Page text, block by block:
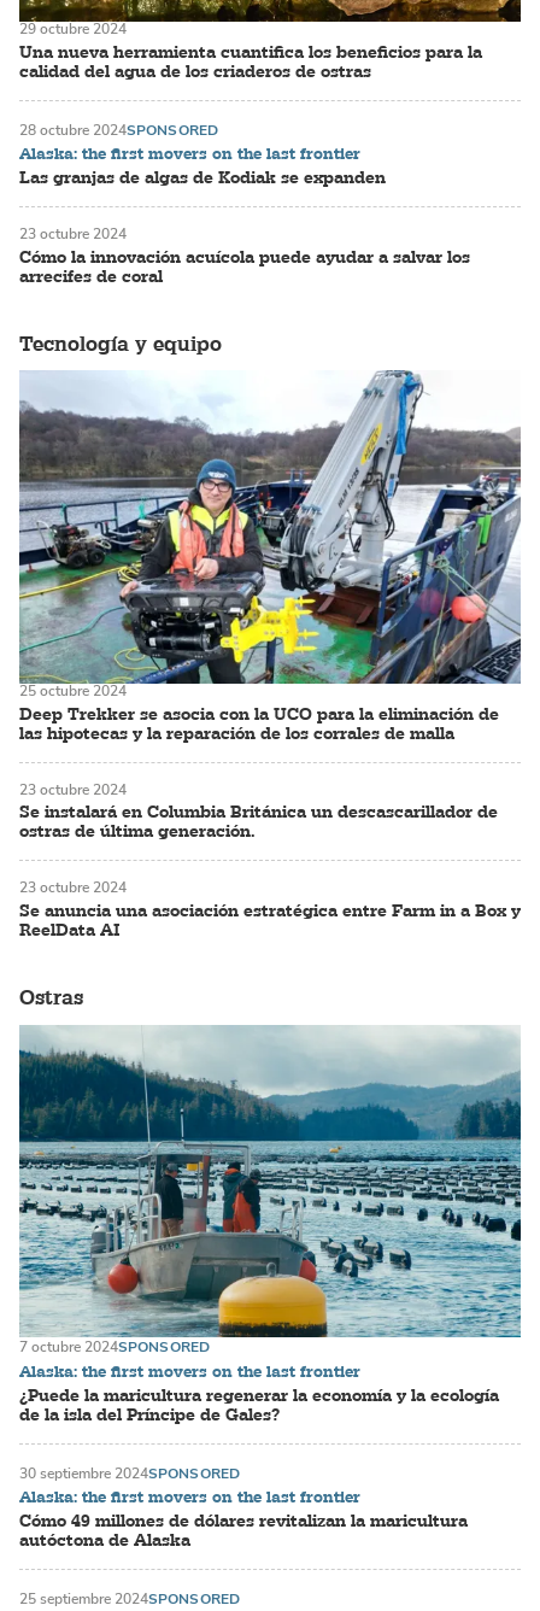
Una nueva herramienta cuantifica los beneficios para la
calidad del agua de los criaderos de ostras
29 octubre 2024
Alaska: the first movers on the last frontier
Las granjas de algas de Kodiak se expanden
28 octubre 2024SPONSORED
Cómo la innovación acuícola puede ayudar a salvar los
arrecifes de coral
23 octubre 2024
Tecnología y equipo
Deep Trekker se asocia con la UCO para la eliminación de
las hipotecas y la reparación de los corrales de malla
25 octubre 2024
Se instalará en Columbia Británica un descascarillador de
ostras de última generación.
23 octubre 2024
Se anuncia una asociación estratégica entre Farm in a Box y
ReelData AI
23 octubre 2024
Ostras
Alaska: the first movers on the last frontier
¿Puede la maricultura regenerar la economía y la ecología
de la isla del Príncipe de Gales?
7 octubre 2024SPONSORED
Alaska: the first movers on the last frontier
Cómo 49 millones de dólares revitalizan la maricultura
autóctona de Alaska
30 septiembre 2024SPONSORED
25 septiembre 2024SPONSORED